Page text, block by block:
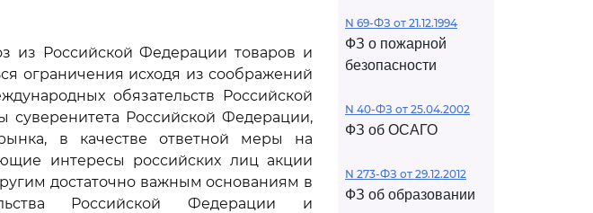
из Российской Федерации товаров и
ограничения исходя из соображений
обязательств Российской
Российской Федерации,
в качестве ответной меры на
интересы российских лиц акции
достаточно важным основаниям в
Российской Федерации и
N 69-ФЗ от 21.12.1994
ФЗ о пожарной
безопасности
N 40-ФЗ от 25.04.2002
ФЗ об ОСАГО
N 273-ФЗ от 29.12.2012
ФЗ об образовании